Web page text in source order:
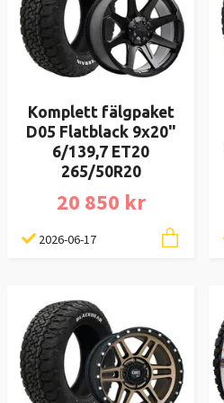
Komplett fälgpaket
D05 Flatblack 9x20"
6/139,7 ET20
265/50R20
20 850 kr
2026-06-17